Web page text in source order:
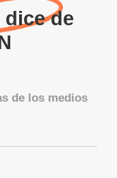
dice de
de los medios